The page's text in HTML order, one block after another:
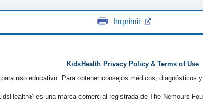
Imprimir
KidsHealth Privacy Policy & Terms of Use
uso educativo. Para obtener consejos médicos, diagnósticos
es una marca comercial registrada de The Nemours